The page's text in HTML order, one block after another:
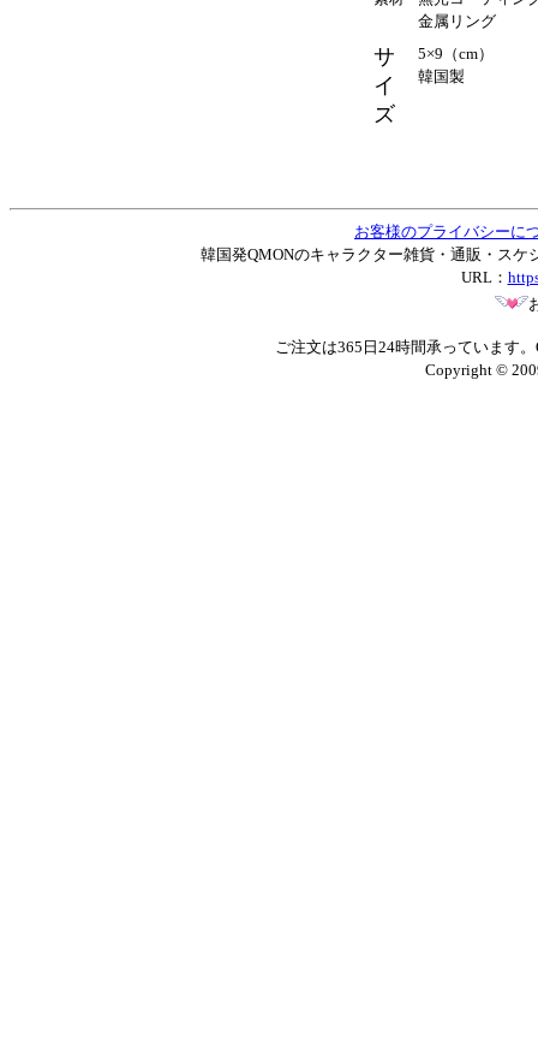
金属リング
サ
イ
ズ
5×9（cm）
韓国製
お客様のプライバシーに
韓国発QMONのキャラクター雑貨・通販・スケ
URL：
ご注文は365日24時間承っています
Copyright ©